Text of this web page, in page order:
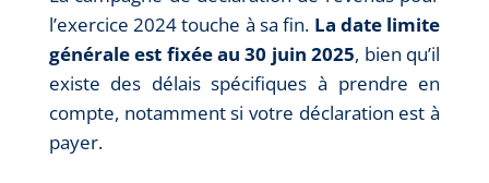
l’exercice 2024 touche à sa fin. La date limite
générale est fixée au 30 juin 2025, bien qu’il
existe des délais spécifiques à prendre en
compte, notamment si votre déclaration est à
payer.